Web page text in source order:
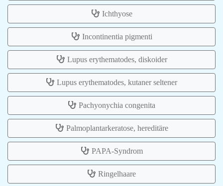
Ichthyose
Incontinentia pigmenti
Lupus erythematodes, diskoider
Lupus erythematodes, kutaner seltener
Pachyonychia congenita
Palmoplantarkeratose, hereditäre
PAPA-Syndrom
Ringelhaare